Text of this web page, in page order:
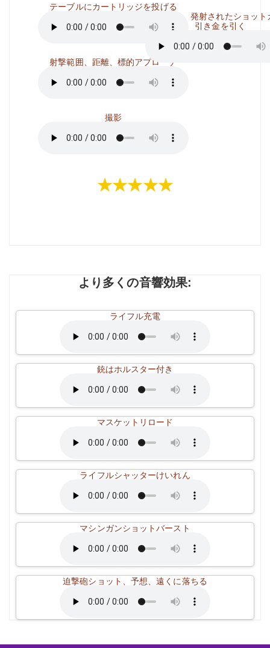
テーブルにカートリッジを投げる
射撃範囲、距離、標的アプローチ
撮影
リロード、発射されたショッ
引き金を引く
★★★★★
より多くの音響効果:
ライフル充電
銃はホルスター付き
マスケットリロード
ライフルシャッターけいれん
マシンガンショットバースト
迫撃砲ショット、予想、遠くに落ちる